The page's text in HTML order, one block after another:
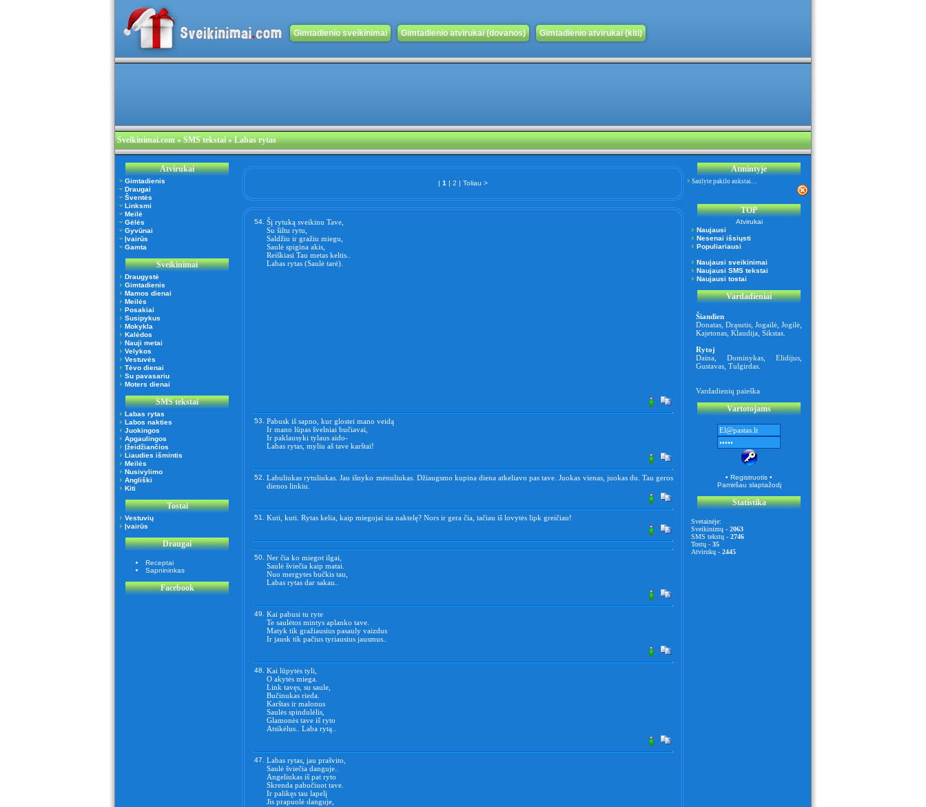
Gimtadienio sveikinimai Gimtadienio atvirukai (dovanos) Gimtadienio atvirukai (kiti)
Sveikinimai.com» SMS tekstai » Labas rytas
Atvirukai
Gimtadienis
Draugai
Šventės
Linksmi
Meilė
Gėlės
Gyvūnai
Įvairūs
Gamta
Sveikinimai
Draugystė
Gimtadienis
Mamos dienai
Meilės
Posakiai
Susipykus
Mokykla
Kalėdos
Nauji metai
Velykos
Vestuvės
Tėvo dienai
Su pavasariu
Moters dienai
SMS tekstai
Labas rytas
Labos nakties
Juokingos
Apgaulingos
Įžeidžiančios
Liaudies išmintis
Meilės
Nusivylimo
Angliški
Kiti
Tostai
Vestuvių
Įvairūs
Draugai
Receptai
Sapnininkas
Facebook
| 1 | 2 | Toliau >
54. Šį rytuką sveikinu Tave,
Su šiltu rytu,
Saldžiu ir gražiu miegu,
Saulė spigina akis,
Reiškiasi Tau metas keltis..
Labas rytas (Saulė tarė).
53. Pabusk iš sapno, kur glostei mano veidą
Ir mano lūpas švelniai bučiavai,
Ir paklausyki tylaus aido-
Labas rytas, myliu aš tave karštai!
52. Labuliukas rytuliukas. Jau išnyko mėnuliukas. Džiaugsmo kupina diena atkeliavo pas tave. Juokas vienas, juokas du. Tau geros
dienos linkiu.
51. Kuti, kuti. Rytas kelia, kaip miegojai sia naktelę? Nors ir gera čia, tačiau iš lovytės lipk greičiau!
50. Ner čia ko miegot ilgai,
Saulė šviečia kaip matai.
Nuo mergytes bučkis tau,
Labas rytas dar sakau..
49. Kai pabusi tu ryte
Te saulėtos mintys aplanko tave.
Matyk tik gražiausius pasauly vaizdus
Ir jausk tik pačius tyriausius jausmus..
48. Kai lūpytės tyli,
O akytės miega.
Link tavęs, su saule,
Bučinukas rieda.
Karštas ir malonus
Saulės spindulėlis,
Glamonės tave iš ryto
Atsikėlus.. Laba rytą..
47. Labas rytas, jau prašvito,
Saulė šviečia danguje..
Angeliukas iš pat ryto
Skrenda pabučiuot tave.
Ir palikęs tau lapelį
Jis prapuolė danguje,
Atmintyje
Saulyte pakilo aukstai…
TOP
Atvirukai
Naujausi
Nesenai išsiųsti
Populiariausi
Naujausi sveikinimai
Naujausi SMS tekstai
Naujausi tostai
Vardadieniai
Šiandien
Donatas, Drąsutis,Jogailė ,Jogilė
Kajetonas, Klaudija, Sikstas.
Rytoj
Daina, Dominykas ,Elidijus
Gustavas, Tulgirdas.
Vardadienių paieška
Vartotojams
• Registruotis •
Pamiršau slaptažodį
Statistika
Svetainėje:
Sveikinimų - 2063
SMS tekstų - 2746
Tostų - 35
Atvirukų - 2445